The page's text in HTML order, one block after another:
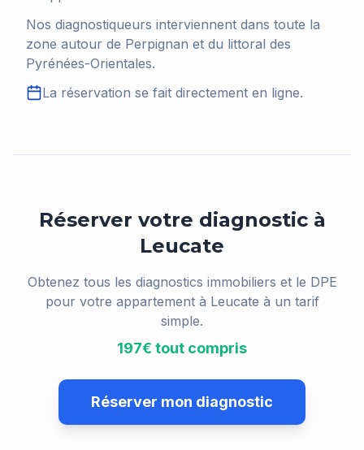
Nos diagnostiqueurs interviennent dans toute la
zone autour de Perpignan et du littoral des
Pyrénées-Orientales.
La réservation se fait directement en ligne.
Réserver votre diagnostic à
Leucate
Obtenez tous les diagnostics immobiliers et le DPE
pour votre appartement à Leucate à un tarif
simple.
197€ tout compris
Réserver mon diagnostic